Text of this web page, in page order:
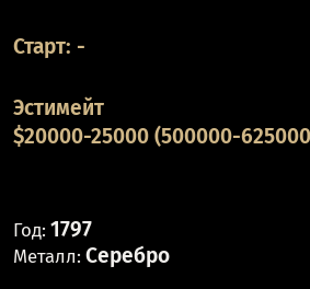
Старт: -
Эстимейт
$20000-25000 (500000-
Год: 1797
Металл: Серебро